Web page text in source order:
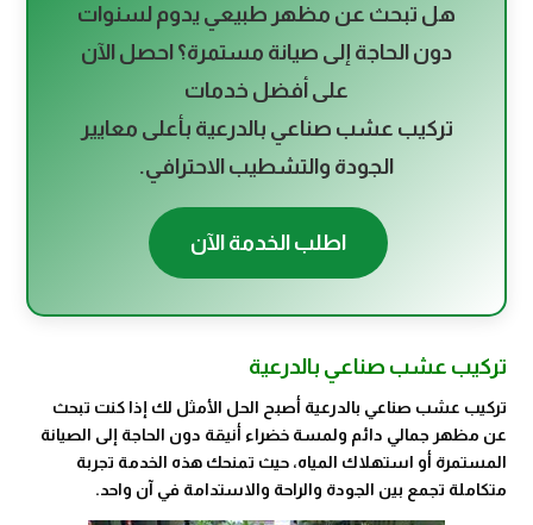
هل تبحث عن مظهر طبيعي يدوم لسنوات
دون الحاجة إلى صيانة مستمرة؟ احصل الآن
على أفضل خدمات
تركيب عشب صناعي بالدرعية بأعلى معايير
الجودة والتشطيب الاحترافي.
اطلب الخدمة الآن
تركيب عشب صناعي بالدرعية
تركيب عشب صناعي بالدرعية أصبح الحل الأمثل لك إذا كنت تبحث
عن مظهر جمالي دائم ولمسة خضراء أنيقة دون الحاجة إلى الصيانة
المستمرة أو استهلاك المياه، حيث تمنحك هذه الخدمة تجربة
متكاملة تجمع بين الجودة والراحة والاستدامة في آن واحد.